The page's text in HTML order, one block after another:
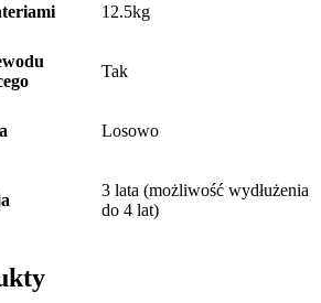
12.5kg
Tak
Losowo
3 lata (możliwość wydłużenia
do 4 lat)